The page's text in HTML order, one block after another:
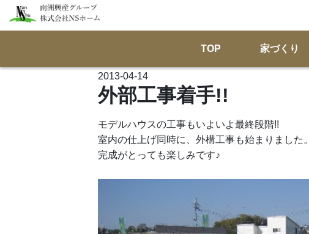
TOP 家づくり
2013-04-14
外部工事着手!!
モデルハウスの工事もいよいよ最終段階!!
室内の仕上げ同時に、外構工事も始まりました。
完成がとっても楽しみです♪